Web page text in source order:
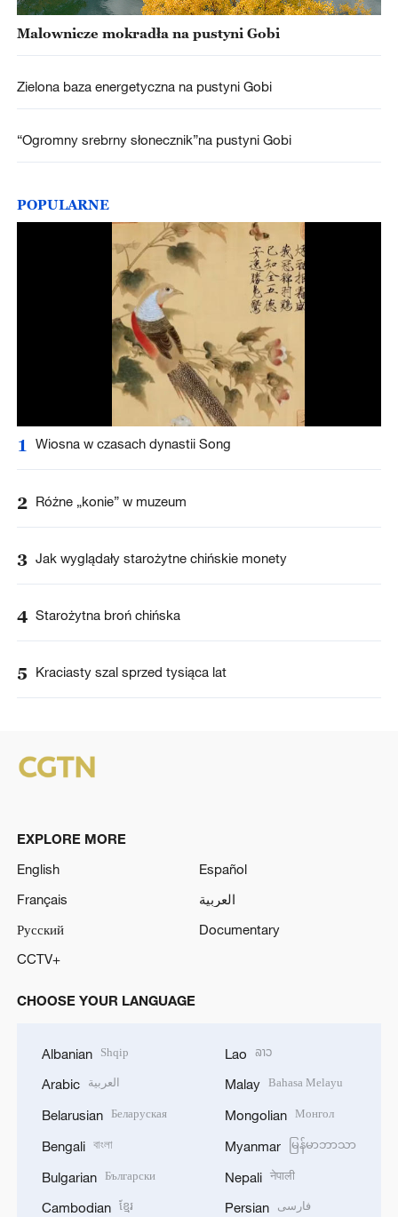
Malownicze mokradła na pustyni Gobi
Zielona baza energetyczna na pustyni Gobi
“Ogromny srebrny słonecznik”na pustyni Gobi
POPULARNE
1 Wiosna w czasach dynastii Song
2 Różne „konie” w muzeum
3 Jak wyglądały starożytne chińskie monety
4 Starożytna broń chińska
5 Kraciasty szal sprzed tysiąca lat
EXPLORE MORE
English
Español
Français
العربية
Русский
Documentary
CCTV+
CHOOSE YOUR LANGUAGE
Albanian Shqip
Arabic العربية
Belarusian Беларуская
Bengali বাংলা
Bulgarian Български
Cambodian ខ្មែរ
Lao ລາວ
Malay Bahasa Melayu
Mongolian Монгол
Myanmar မြန်မာဘာသာ
Nepali नेपाली
Persian فارسی